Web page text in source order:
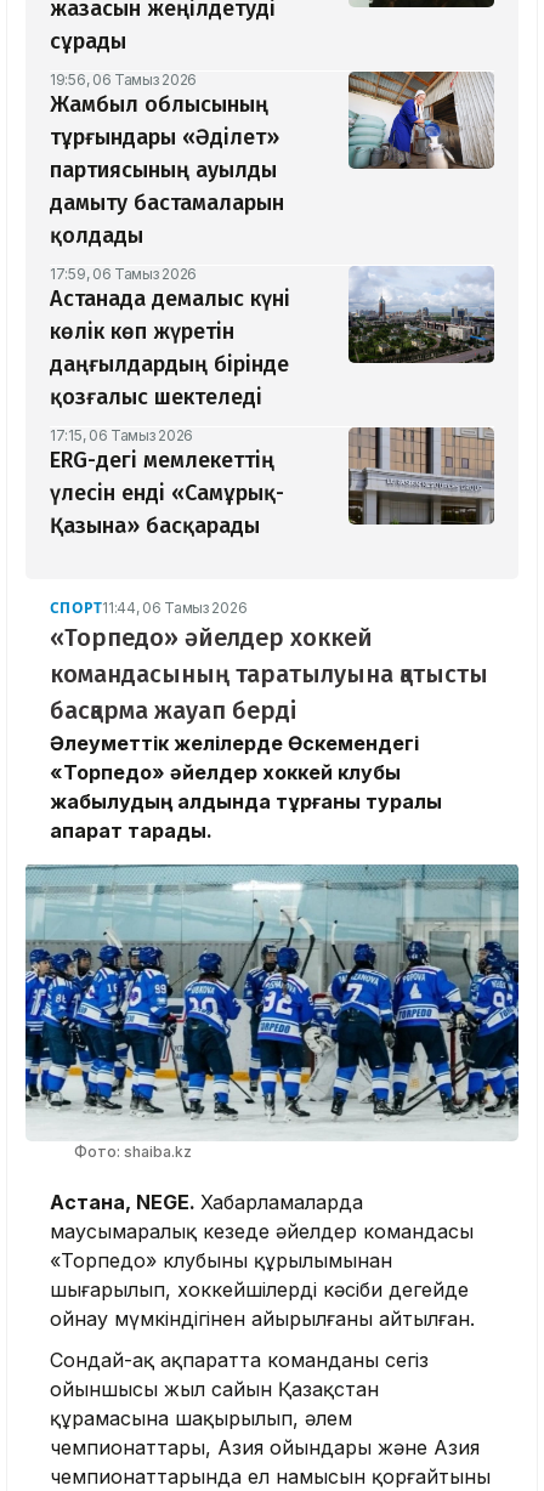
жазасын жеңілдетуді
сұрады
19:56, 06 Тамыз 2026
Жамбыл облысының
тұрғындары «Әділет»
партиясының ауылды
дамыту бастамаларын
қолдады
17:59, 06 Тамыз 2026
Астанада демалыс күні
көлік көп жүретін
даңғылдардың бірінде
қозғалыс шектеледі
17:15, 06 Тамыз 2026
ERG-дегі мемлекеттің
үлесін енді «Самұрық-
Қазына» басқарады
СПОРТ11:44, 06 Тамыз 2026
«Торпедо» әйелдер хоккей
командасының таратылуына қатысты
басқарма жауап берді
Әлеуметтік желілерде Өскемендегі
«Торпедо» әйелдер хоккей клубы
жабылудың алдында тұрғаны туралы
ақпарат тарады.
Фото: shaiba.kz
Астана, NEGE. Хабарламаларда
маусымаралық кезеңде әйелдер командасы
«Торпедо» клубының құрылымынан
шығарылып, хоккейшілердің кәсіби деңгейде
ойнау мүмкіндігінен айырылғаны айтылған.
Сондай-ақ ақпаратта команданың сегіз
ойыншысы жыл сайын Қазақстан
құрамасына шақырылып, әлем
чемпионаттары, Азия ойындары және Азия
чемпионаттарында ел намысын қорғайтыны